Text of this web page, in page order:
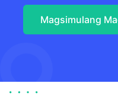
Magsimulang